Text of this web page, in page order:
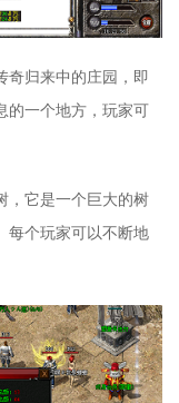
奇归来中的庄园，即
的一个地方，玩家可
，它是一个巨大的树
每个玩家可以不断地